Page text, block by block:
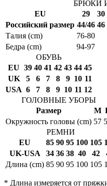
БРЮКИ
EU
29 30
Российский размер 44/46 46
Талия (cm)
76-80
Бедра (cm)
94-97
ОБУВЬ
EU 39 40 41 42 43 44 45
UK
5 6 7 8 9 10 11
USA 6 7 8 9 10 11 12
ГОЛОВНЫЕ УБОРЫ
Размер
M
Окружность головы (cm) 57
РЕМНИ
EU
85 90 95 100 105
UK-USA
34 36 38 40 42
Длина (cm) 85 90 95 100 105
* Длина измеряется от